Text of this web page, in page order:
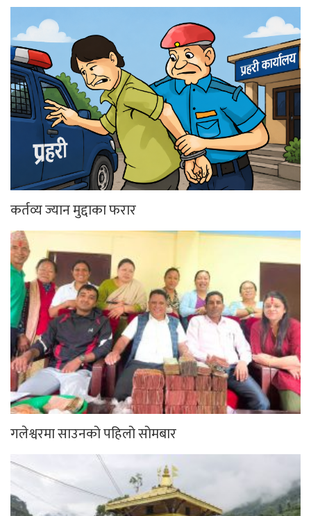
कर्तव्य ज्यान मुद्दाका फरार
गलेश्वरमा साउनको पहिलो सोमबार